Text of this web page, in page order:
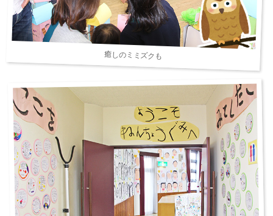
癒しのミミズクも